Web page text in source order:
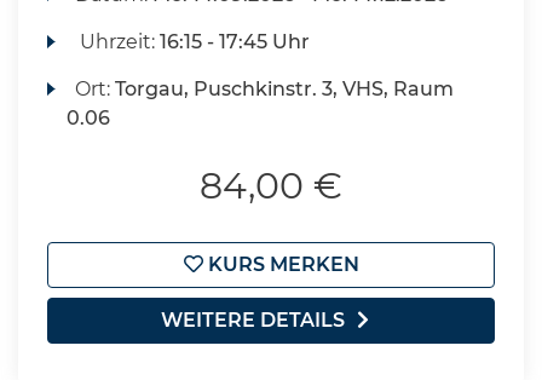
Uhrzeit:16:15 - 17:45 Uhr
Ort:Torgau, Puschkinstr. 3, VHS, Raum
0.06
84,00 €
KURS MERKEN
WEITERE DETAILS